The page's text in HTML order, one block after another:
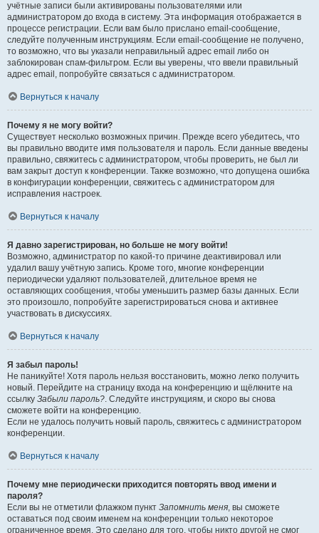
учётные записи были активированы пользователями или
администратором до входа в систему. Эта информация отображается в
процессе регистрации. Если вам было прислано email-сообщение,
следуйте полученным инструкциям. Если email-сообщение не получено,
то возможно, что вы указали неправильный адрес email либо он
заблокирован спам-фильтром. Если вы уверены, что ввели правильный
адрес email, попробуйте связаться с администратором.
Вернуться к началу
Почему я не могу войти?
Существует несколько возможных причин. Прежде всего убедитесь, что
вы правильно вводите имя пользователя и пароль. Если данные введены
правильно, свяжитесь с администратором, чтобы проверить, не был ли
вам закрыт доступ к конференции. Также возможно, что допущена ошибка
в конфигурации конференции, свяжитесь с администратором для
исправления настроек.
Вернуться к началу
Я давно зарегистрирован, но больше не могу войти!
Возможно, администратор по какой-то причине деактивировал или
удалил вашу учётную запись. Кроме того, многие конференции
периодически удаляют пользователей, длительное время не
оставляющих сообщения, чтобы уменьшить размер базы данных. Если
это произошло, попробуйте зарегистрироваться снова и активнее
участвовать в дискуссиях.
Вернуться к началу
Я забыл пароль!
Не паникуйте! Хотя пароль нельзя восстановить, можно легко получить
новый. Перейдите на страницу входа на конференцию и щёлкните на
ссылку Забыли пароль?. Следуйте инструкциям, и скоро вы снова
сможете войти на конференцию.
Если не удалось получить новый пароль, свяжитесь с администратором
конференции.
Вернуться к началу
Почему мне периодически приходится повторять ввод имени и
пароля?
Если вы не отметили флажком пункт Запомнить меня, вы сможете
оставаться под своим именем на конференции только некоторое
ограниченное время. Это сделано для того, чтобы никто другой не смог